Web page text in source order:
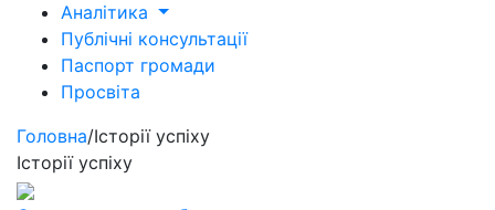
Аналітика
Публічні консультації
Паспорт громади
Просвіта
Головна/Історії успіху
Історії успіху